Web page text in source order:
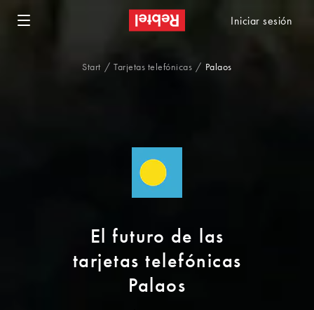
Start Tarjetas telefónicas Palaos
Iniciar sesión
El futuro de las
tarjetas telefónicas
Palaos